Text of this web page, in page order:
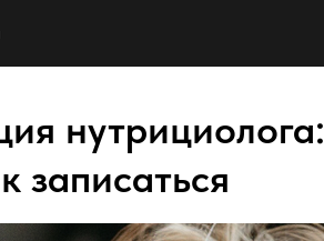
нутрициолога:
записаться